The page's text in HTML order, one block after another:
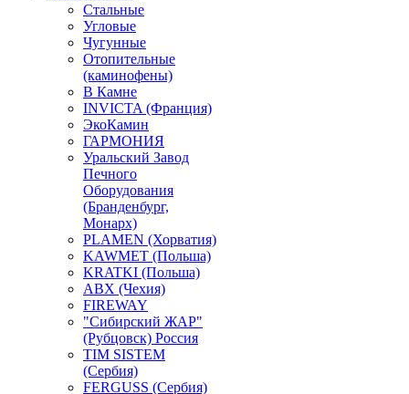
Стальные
Угловые
Чугунные
Отопительные
(каминофены)
В Камне
INVICTA (Франция)
ЭкоКамин
ГАРМОНИЯ
Уральский Завод
Печного
Оборудования
(Бранденбург,
Монарх)
PLAMEN (Хорватия)
KAWMET (Польша)
KRATKI (Польша)
ABX (Чехия)
FIREWAY
"Сибирский ЖАР"
(Рубцовск) Россия
TIM SISTEM
(Сербия)
FERGUSS (Сербия)